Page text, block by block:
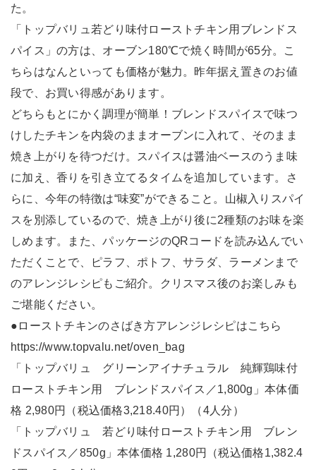
た。
「トップバリュ若どり味付ローストチキン用ブレンドス
パイス」の方は、オーブン180℃で焼く時間が65分。こ
ちらはなんといっても価格が魅力。昨年据え置きのお値
段で、お買い得感があります。
どちらもとにかく調理が簡単！ブレンドスパイスで味つ
けしたチキンを内袋のままオーブンに入れて、そのまま
焼き上がりを待つだけ。スパイスは醤油ベースのうま味
に加え、香りを引き立てるタイムを追加しています。さ
らに、今年の特徴は“味変”ができること。山椒入りスパイ
スを別添しているので、焼き上がり後に2種類のお味を楽
しめます。また、パッケージのQRコードを読み込んでい
ただくことで、ピラフ、ポトフ、サラダ、ラーメンまで
のアレンジレシピもご紹介。クリスマス後のお楽しみも
ご堪能ください。
●ローストチキンのさばき方アレンジレシピはこちら
https://www.topvalu.net/oven_bag
「トップバリュ グリーンアイナチュラル 純輝鶏味付
ローストチキン用 ブレンドスパイス／1,800g」本体価
格 2,980円（税込価格3,218.40円）（4人分）
「トップバリュ 若どり味付ローストチキン用 ブレン
ドスパイス／850g」本体価格 1,280円（税込価格1,382.4